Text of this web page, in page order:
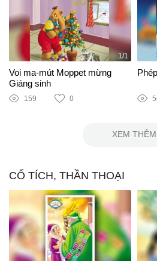
1/1
Voi ma-mút Moppet mừng
Giáng sinh
159 0
XEM THÊM
CỔ TÍCH, THẦN THOẠI